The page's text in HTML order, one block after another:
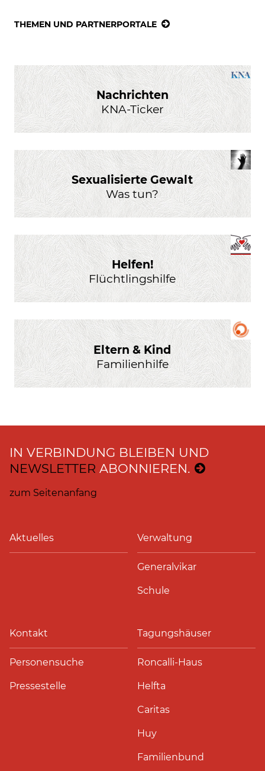
THEMEN UND PARTNERPORTALE
Nachrichten
KNA-Ticker
Sexualisierte Gewalt
Was tun?
Helfen!
Flüchtlingshilfe
Eltern & Kind
Familienhilfe
IN VERBINDUNG BLEIBEN UND
NEWSLETTER ABONNIEREN.
zum Seitenanfang
Aktuelles Verwaltung
Generalvikar
Schule
Kontakt
Personensuche
Pressestelle
Tagungshäuser
Roncalli-Haus
Helfta
Caritas
Huy
Familienbund